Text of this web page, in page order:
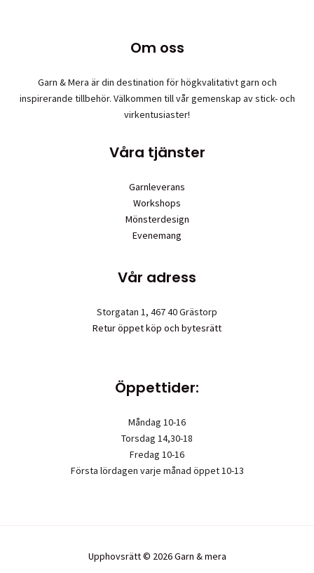
Om oss
Garn & Mera är din destination för högkvalitativt garn och
inspirerande tillbehör. Välkommen till vår gemenskap av stick- och
virkentusiaster!
Våra tjänster
Garnleverans
Workshops
Mönsterdesign
Evenemang
Vår adress
Storgatan 1, 467 40 Grästorp
Retur öppet köp och bytesrätt
Öppettider:
Måndag 10-16
Torsdag 14,30-18
Fredag 10-16
Första lördagen varje månad öppet 10-13
Upphovsrätt © 2026 Garn & mera